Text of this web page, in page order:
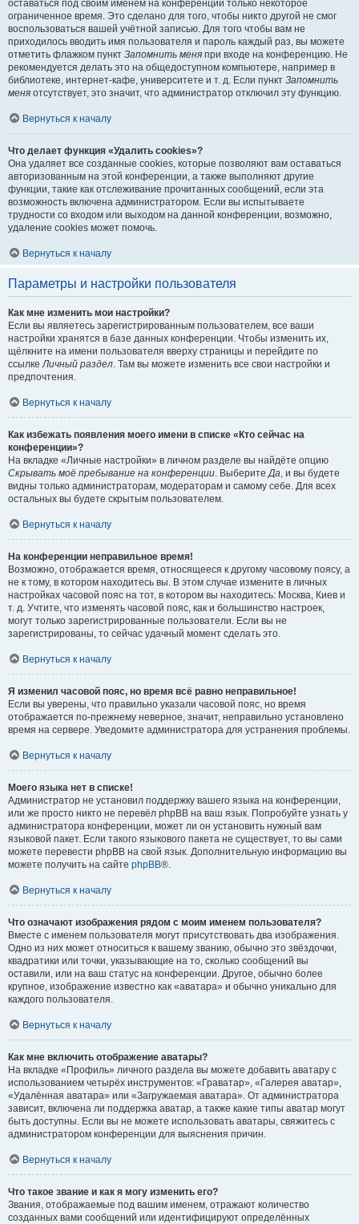
оставаться под своим именем на конференции только некоторое
ограниченное время. Это сделано для того, чтобы никто другой не смог
воспользоваться вашей учётной записью. Для того чтобы вам не
приходилось вводить имя пользователя и пароль каждый раз, вы можете
отметить флажком пункт Запомнить меня при входе на конференцию. Не
рекомендуется делать это на общедоступном компьютере, например в
библиотеке, интернет-кафе, университете и т. д. Если пункт Запомнить
меня отсутствует, это значит, что администратор отключил эту функцию.
Вернуться к началу
Что делает функция «Удалить cookies»?
Она удаляет все созданные cookies, которые позволяют вам оставаться
авторизованным на этой конференции, а также выполняют другие
функции, такие как отслеживание прочитанных сообщений, если эта
возможность включена администратором. Если вы испытываете
трудности со входом или выходом на данной конференции, возможно,
удаление cookies может помочь.
Вернуться к началу
Параметры и настройки пользователя
Как мне изменить мои настройки?
Если вы являетесь зарегистрированным пользователем, все ваши
настройки хранятся в базе данных конференции. Чтобы изменить их,
щёлкните на имени пользователя вверху страницы и перейдите по
ссылкеЛичный раздел. Там вы можете изменить все свои настройки и
предпочтения.
Вернуться к началу
Как избежать появления моего имени в списке «Кто сейчас на
конференции»?
На вкладке «Личные настройки» в личном разделе вы найдёте опцию
Скрывать моё пребывание на конференции. ВыберитеДа, и вы будете
видны только администраторам, модераторам и самому себе. Для всех
остальных вы будете скрытым пользователем.
Вернуться к началу
На конференции неправильное время!
Возможно, отображается время, относящееся к другому часовому поясу, а
не к тому, в котором находитесь вы. В этом случае измените в личных
настройках часовой пояс на тот, в котором вы находитесь: Москва, Киев и
т. д. Учтите, что изменять часовой пояс, как и большинство настроек,
могут только зарегистрированные пользователи. Если вы не
зарегистрированы, то сейчас удачный момент сделать это.
Вернуться к началу
Я изменил часовой пояс, но время всё равно неправильное!
Если вы уверены, что правильно указали часовой пояс, но время
отображается по-прежнему неверное, значит, неправильно установлено
время на сервере. Уведомите администратора для устранения проблемы.
Вернуться к началу
Моего языка нет в списке!
Администратор не установил поддержку вашего языка на конференции,
или же просто никто не перевёл phpBB на ваш язык. Попробуйте узнать у
администратора конференции, может ли он установить нужный вам
языковой пакет. Если такого языкового пакета не существует, то вы сами
можете перевести phpBB на свой язык. Дополнительную информацию вы
можете получить на сайте phpBB®.
Вернуться к началу
Что означают изображения рядом с моим именем пользователя?
Вместе с именем пользователя могут присутствовать два изображения.
Одно из них может относиться к вашему званию, обычно это звёздочки,
квадратики или точки, указывающие на то, сколько сообщений вы
оставили, или на ваш статус на конференции. Другое, обычно более
крупное, изображение известно как «аватара» и обычно уникально для
каждого пользователя.
Вернуться к началу
Как мне включить отображение аватары?
На вкладке «Профиль» личного раздела вы можете добавить аватару с
использованием четырёх инструментов: «Граватар», «Галерея аватар»,
«Удалённая аватара» или «Загружаемая аватара». От администратора
зависит, включена ли поддержка аватар, а также какие типы аватар могут
быть доступны. Если вы не можете использовать аватары, свяжитесь с
администратором конференции для выяснения причин.
Вернуться к началу
Что такое звание и как я могу изменить его?
Звания, отображаемые под вашим именем, отражают количество
созданных вами сообщений или идентифицируют определённых